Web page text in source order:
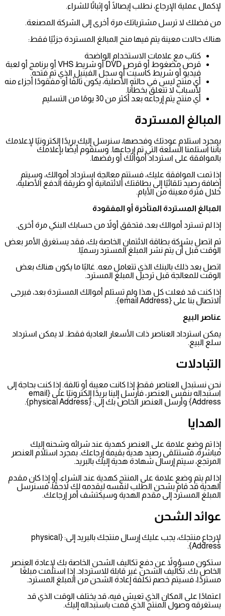
لإكمال عملية الإرجاع، نطلب إيصالًا أو إثباتًا للشراء.
من فضلك لا ترسل مشترياتك مرة أخرى إلى الشركة المصنعة.
هناك حالات معينة يتم فيها منح المبالغ المستردة جزئيًا فقط:
كتاب مع علامات الاستخدام الواضحة
قرص مضغوط أو قرص DVD أو شريط VHS أو برنامج أو لعبة
فيديو أو شريط كاسيت أو سجل الفينيل الذي تم فتحه.
أي منتج ليس في حالته الأصلية، يكون تالفًا أو مفقودًا أجزاء منه
لأسباب لا تتعلق بخطأنا.
أي منتج يتم إرجاعه بعد أكثر من 30 يومًا من التسليم
المبالغ المستردة
بمجرد استلام عودتك وفحصها، سنرسل إليك بريدًا إلكترونيًا لإعلامك
بأننا استلمنا السلعة التي تم إرجاعها. وسنقوم أيضًا بإعلامك
بالموافقة على استرداد أموالك أو رفضها.
إذا تمت الموافقة عليك، فستتم معالجة استرداد أموالك، وسيتم
إضافة رصيد تلقائيًا إلى بطاقتك الائتمانية أو طريقة الدفع الأصلية،
خلال فترة معينة من الأيام.
المبالغ المستردة المتأخرة أو المفقودة
إذا لم تسترد أموالك بعد، فتحقق أولاً من حسابك البنكي مرة أخرى.
ثم اتصل بشركة بطاقة الائتمان الخاصة بك، فقد يستغرق الأمر بعض
الوقت قبل أن يتم نشر المبلغ المسترد رسميًا.
اتصل بعد ذلك بالبنك الذي تتعامل معه. غالبًا ما يكون هناك بعض
الوقت للمعالجة قبل ترحيل المبلغ المسترد.
إذا كنت قد فعلت كل هذا ولم تستلم أموالك المستردة بعد، فيرجى
الاتصال بنا على {email Address}.
عناصر البيع
يمكن استرداد العناصر ذات الأسعار العادية فقط. لا يمكن استرداد
سلع البيع.
التبادلات
نحن نستبدل العناصر فقط إذا كانت معيبة أو تالفة. إذا كنت بحاجة إلى
استبداله بنفس العنصر، فأرسل إلينا بريدًا إلكترونيًا على {email
Address} وأرسل العنصر الخاص بك إلى: {physical Address}.
الهدايا
إذا تم وضع علامة على العنصر كهدية عند شرائه وشحنه إليك
مباشرةً، فستتلقى رصيد هدية بقيمة إرجاعك. بمجرد استلام العنصر
المرتجع، سيتم إرسال شهادة هدية إليك بالبريد.
إذا لم يتم وضع علامة على المنتج كهدية عند الشراء، أو إذا كان مقدم
الهدية قد قام بشحن الطلب لنفسه ليقدمه لك لاحقًا، فسنرسل
المبلغ المسترد إلى مقدم الهدية وسيكتشف أمر إرجاعك.
عوائد الشحن
لإرجاع منتجك، يجب عليك إرسال منتجك بالبريد إلى: {physical
Address}.
ستكون مسؤولاً عن دفع تكاليف الشحن الخاصة بك لإعادة العنصر
الخاص بك. تكاليف الشحن غير قابلة للاسترداد. إذا استلمت مبلغًا
مستردًا، فسيتم خصم تكلفة إعادة الشحن من المبلغ المسترد.
اعتمادًا على المكان الذي تعيش فيه، قد يختلف الوقت الذي قد
يستغرقه وصول المنتج الذي قمت باستبداله إليك.